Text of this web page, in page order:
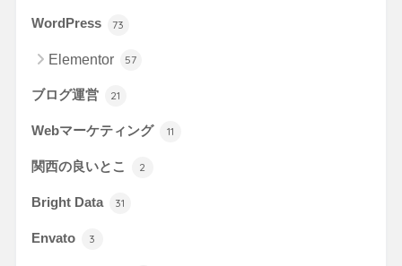
WordPress 73
Elementor 57
ブログ運営 21
Webマーケティング 11
関西の良いとこ 2
Bright Data 31
Envato 3